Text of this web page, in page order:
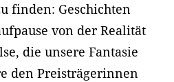
finden: Geschichten
von der Realität
die unsere Fantasie
den Preisträgerinnen